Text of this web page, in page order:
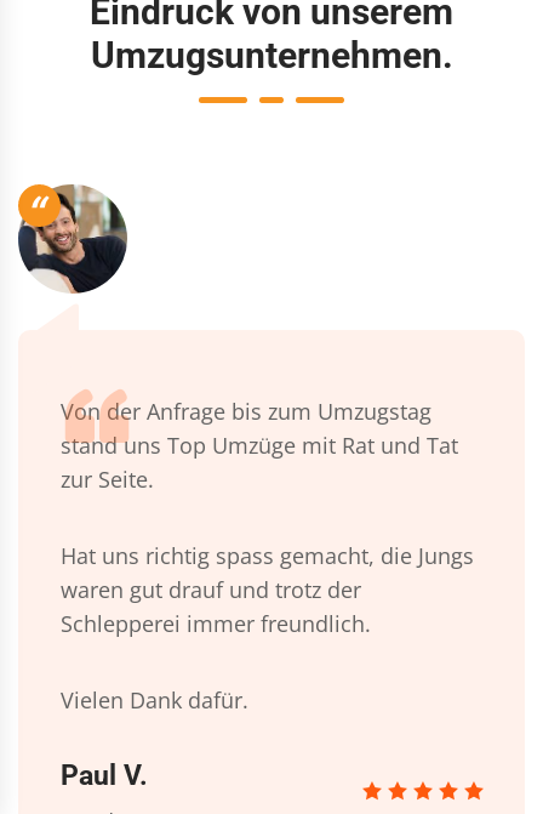
Eindruck von unserem
Umzugsunternehmen.
“
Von der Anfrage bis zum Umzugstag
stand uns Top Umzüge mit Rat und Tat
zur Seite.
Hat uns richtig spass gemacht, die Jungs
waren gut drauf und trotz der
Schlepperei immer freundlich.
Vielen Dank dafür.
Paul V.